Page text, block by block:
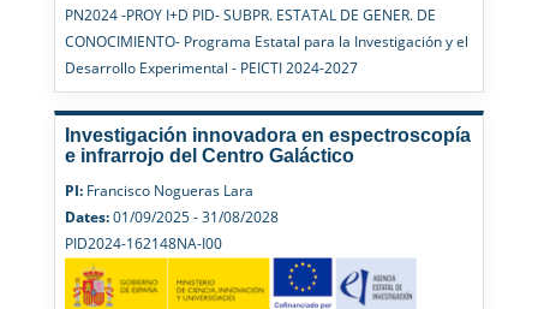
PN2024 -PROY I+D PID- SUBPR. ESTATAL DE GENER. DE
CONOCIMIENTO- Programa Estatal para la Investigación y el
Desarrollo Experimental - PEICTI 2024-2027
Investigación innovadora en espectroscopía
e infrarrojo del Centro Galáctico
PI:Francisco Nogueras Lara
Dates:01/09/2025 - 31/08/2028
PID2024-162148NA-I00